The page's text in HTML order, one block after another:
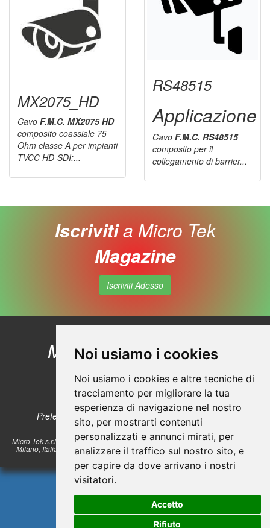
Noi usiamo i cookies
Noi usiamo i cookies e altre tecniche di
tracciamento per migliorare la tua
esperienza di navigazione nel nostro
sito, per mostrarti contenuti
personalizzati e annunci mirati, per
analizzare il traffico sul nostro sito, e
per capire da dove arrivano i nostri
visitatori.
Accetto
Rifiuto
MX2075_HD
Cavo F.M.C. MX2075 HD
composito coassiale 75
Ohm classe A per impianti
TVCC HD-SDI;...
RS48515
Applicazione
Cavo F.M.C. RS48515
composito per il
collegamento di barrier...
Iscrivitia Micro Tek
Magazine
Iscriviti Adesso
Micro Tek
© Copyright 2026
Preferenze sui Cookies
Profilo aziendale
Sicurezza dei prodotti
Sezione Privacy
Cookie Policy
Micro Tek s.r.l. a socio unico - Via Lombardi 17/23, 20072 Pieve Emanuele -
Milano, Italia. Tel.: +39 02.57510830 r.a. E-mail: info@microteksrl.it - P.Iva
07513430152